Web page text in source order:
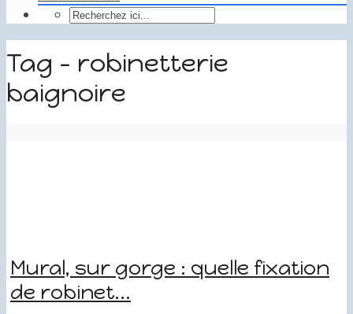
Tag - robinetterie
baignoire
Mural, sur gorge : quelle fixation
de robinet...